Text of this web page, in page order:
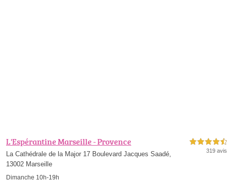
L'Espérantine Marseille - Provence
La Cathédrale de la Major 17 Boulevard Jacques Saadé,
13002 Marseille
Dimanche 10h-19h
4,5 étoiles sur 5
319 avis